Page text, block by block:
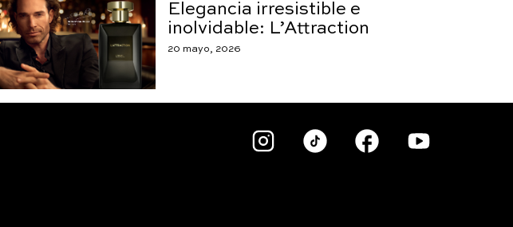
Elegancia irresistible e
inolvidable: L’Attraction
20 mayo, 2026